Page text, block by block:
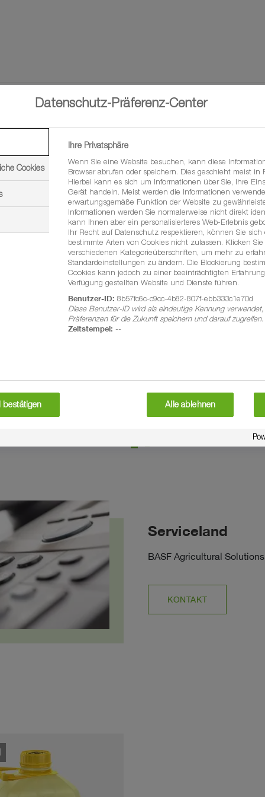
Regionalberatung
Mit unserem Newsletter immer top informiert:
Erhalten Sie mit unserer Regionalberatung
passende Infos für Ihre Region.
east Jetzt anmelden
Serviceland
BASF Agricultural Solutions
KONTAKT
Datenschutz-Präferenz-Center
Cookies
Ihre Privatsphäre
Wenn Sie eine Website besuchen, kann diese
Browser abrufen oder speichern. Dies geschieht meist in
Hierbei kann es sich um Informationen über Sie, Ihre
Gerät handeln. Meist werden die Informationen
erwartungsgemäße Funktion der Website zu
Informationen werden Sie normalerweise nicht direkt
kann Ihnen aber ein personalisierteres Web-Erlebnis
Ihr Recht auf Datenschutz respektieren, können Sie sich
bestimmte Arten von Cookies nicht zulassen. Klicken Sie
verschiedenen Kategorieüberschriften, um mehr zu
Standardeinstellungen zu ändern. Die Blockierung
Cookies kann jedoch zu einer beeinträchtigten
Verfügung gestellten Website und Dienste führen.
Benutzer-ID: 8b57fc6c-c9cc-4b82-807f-ebb333c1e70d
Diese Benutzer-ID wird als eindeutige Kennung
Präferenzen für die Zukunft speichern und darauf zugreifen.
Zeitstempel: --
bestätigen Alle ablehnen